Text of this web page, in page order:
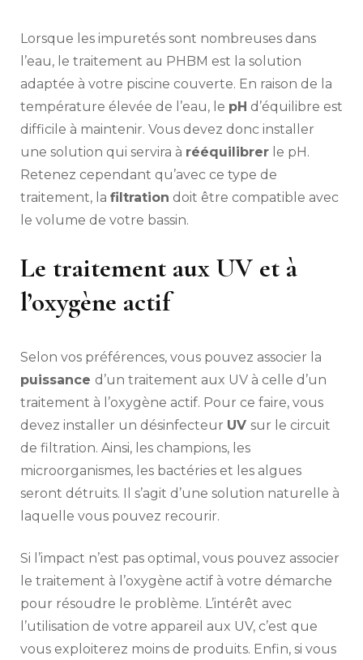
Lorsque les impuretés sont nombreuses dans
l’eau, le traitement au PHBM est la solution
adaptée à votre piscine couverte. En raison de la
température élevée de l’eau, le pH d’équilibre est
difficile à maintenir. Vous devez donc installer
une solution qui servira à rééquilibrer le pH.
Retenez cependant qu’avec ce type de
traitement, la filtration doit être compatible avec
le volume de votre bassin.
Le traitement aux UV et à
l’oxygène actif
Selon vos préférences, vous pouvez associer la
puissance d’un traitement aux UV à celle d’un
traitement à l’oxygène actif. Pour ce faire, vous
devez installer un désinfecteur UV sur le circuit
de filtration. Ainsi, les champions, les
microorganismes, les bactéries et les algues
seront détruits. Il s’agit d’une solution naturelle à
laquelle vous pouvez recourir.
Si l’impact n’est pas optimal, vous pouvez associer
le traitement à l’oxygène actif à votre démarche
pour résoudre le problème. L’intérêt avec
l’utilisation de votre appareil aux UV, c’est que
vous exploiterez moins de produits. Enfin, si vous